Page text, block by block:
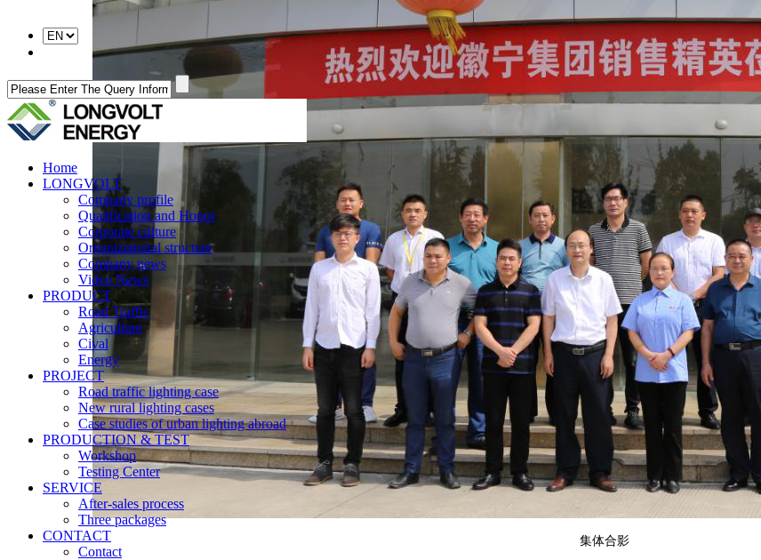
Home
LONGVOLT
Company profile
Qualification and Honor
Corporate culture
Organizational structure
Company news
Video News
PRODUCT
Road Traffic
Agriculture
Cival
Energy
PROJECT
Road traffic lighting case
New rural lighting cases
Case studies of urban lighting abroad
PRODUCTION & TEST
Workshop
Testing Center
SERVICE
After-sales process
Three packages
CONTACT
Contact
集体合影